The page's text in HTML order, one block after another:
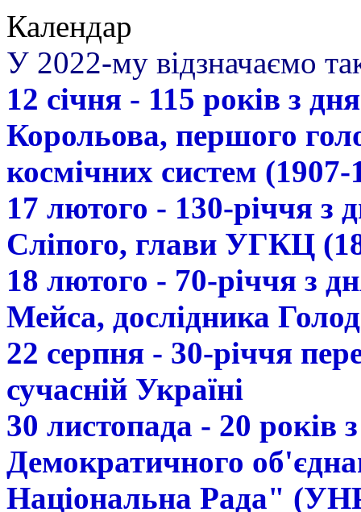
Календар
У 2022-му відзначаємо
12 січня - 115 років з
Корольова, першого
космічних систем (1907-
17 лютого - 130-річчя з
Сліпого, глави УГКЦ
18 лютого - 70-річчя з
Мейса, дослідника
22 серпня - 30-річчя
сучасній Україні
30 листопада - 20 років
Демократичного
Національна Рада"